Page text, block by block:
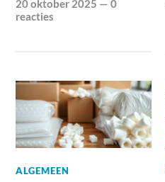
20 oktober 2025 —0
reacties
ALGEMEEN